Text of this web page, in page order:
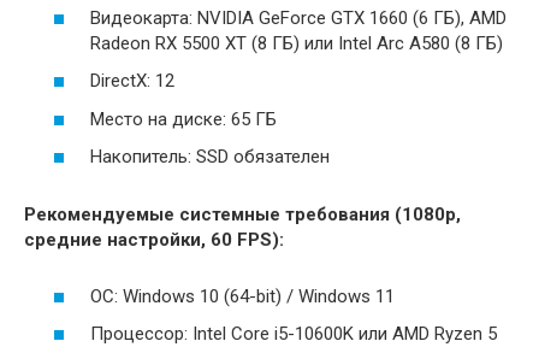
Видеокарта: NVIDIA GeForce GTX 1660 (6 ГБ), AMD
Radeon RX 5500 XT (8 ГБ) или Intel Arc A580 (8 ГБ)
DirectX: 12
Место на диске: 65 ГБ
Накопитель: SSD обязателен
Рекомендуемые системные требования (1080p,
средние настройки, 60 FPS):
ОС: Windows 10 (64-bit) / Windows 11
Процессор: Intel Core i5-10600K или AMD Ryzen 5